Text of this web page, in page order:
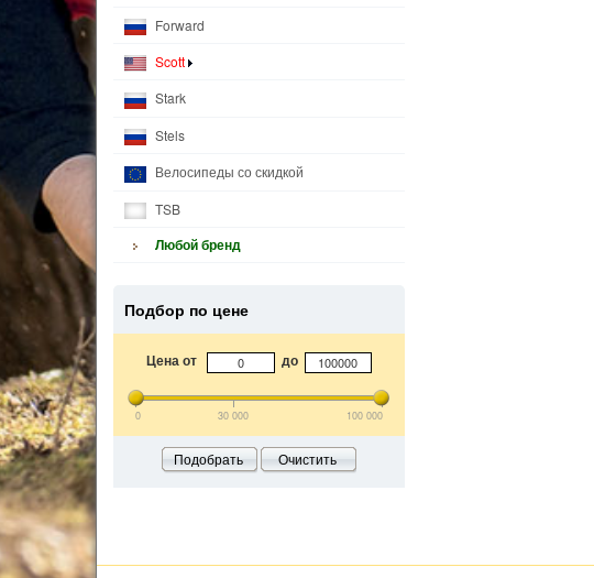
Forward
Scott
Stark
Stels
Велосипеды со скидкой
TSB
Любой бренд
Подбор по цене
Цена от до
0 30 000 100 000
Подобрать Очистить